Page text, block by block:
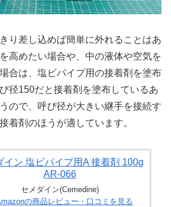
り差し込めば簡単に外れることはあ
高めたい場合や、中の液体や空気を
合は、塩ビパイプ用の接着剤を塗布
径150だと接着剤を塗布しているあ
ので、呼び径が大きい継手を接続す
着剤のほうが適しています。
イン 塩ビパイプ用A 接着剤 100g
AR-066
セメダイン(Cemedine)
の商品レビュー・口コミを見る